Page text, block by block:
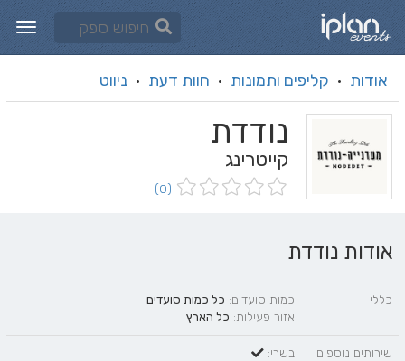
אודות · קליפים ותמונות · חוות דעת · ניווט
נודדת
קייטרינג
(0)
אודות נודדת
כללי כמות סועדים: כל כמות סועדים
אזור פעילות: כל הארץ
שירותים נוספים
בשרי: